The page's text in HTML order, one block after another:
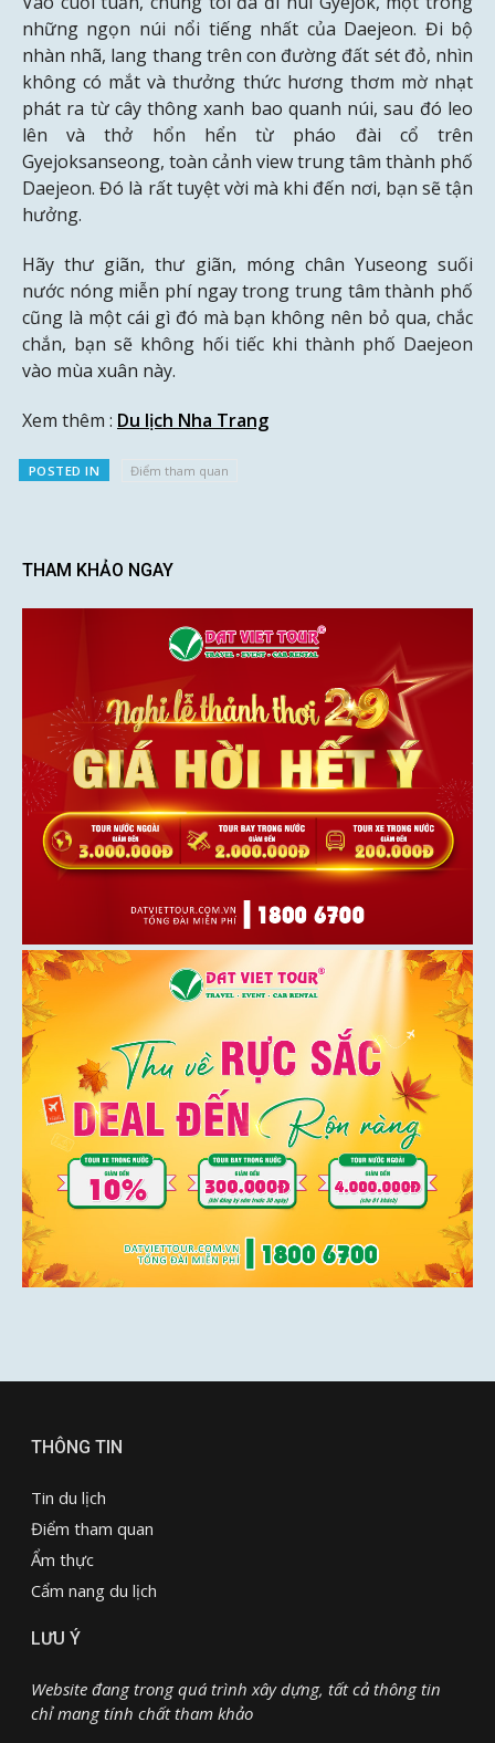
những ngọn núi nổi tiếng nhất của Daejeon. Đi bộ
nhàn nhã, lang thang trên con đường đất sét đỏ, nhìn
không có mắt và thưởng thức hương thơm mờ nhạt
phát ra từ cây thông xanh bao quanh núi, sau đó leo
lên và thở hổn hển từ pháo đài cổ trên
Gyejoksanseong, toàn cảnh view trung tâm thành phố
Daejeon. Đó là rất tuyệt vời mà khi đến nơi, bạn sẽ tận
hưởng.
Hãy thư giãn, thư giãn, móng chân Yuseong suối
nước nóng miễn phí ngay trong trung tâm thành phố
cũng là một cái gì đó mà bạn không nên bỏ qua, chắc
chắn, bạn sẽ không hối tiếc khi thành phố Daejeon
vào mùa xuân này.
Xem thêm : Du lịch Nha Trang
POSTED IN Điểm tham quan
THAM KHẢO NGAY
THÔNG TIN
Tin du lịch
Điểm tham quan
Ẩm thực
Cẩm nang du lịch
LƯU Ý
Website đang trong quá trình xây dựng, tất cả thông tin
chỉ mang tính chất tham khảo